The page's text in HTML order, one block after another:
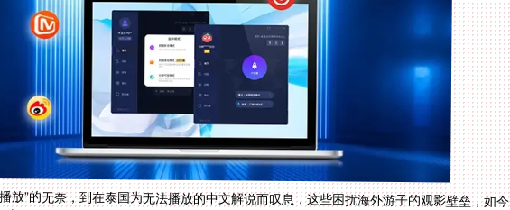
放”的无奈，到在泰国为无法播放的中文解说而叹息，这些困扰海外游子的观影壁垒，如今
不仅仅是连接一个网络，更是重建一种与故乡文化、与共同记忆的紧密联系。当技术扫清
共享欢呼与叹息的沉浸感，那份听着中文解说仿佛从未远离的亲切感，便会瞬间回归。选